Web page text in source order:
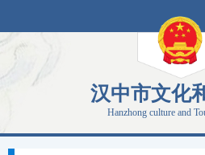
汉中市文化
Hanzhong culture and